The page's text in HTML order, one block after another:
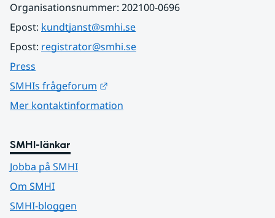
Organisationsnummer: 202100-0696
Epost: kundtjanst@smhi.se
Epost: registrator@smhi.se
Press
SMHIs frågeforum
Mer kontaktinformation
SMHI-länkar
Jobba på SMHI
Om SMHI
SMHI-bloggen